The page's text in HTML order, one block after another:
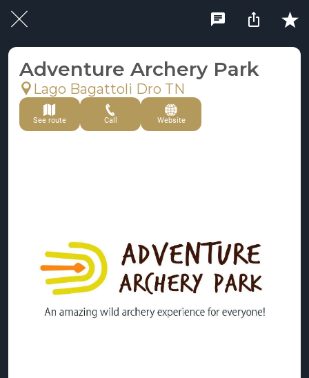
Adventure Archery Park
Lago Bagattoli Dro TN
See route Call Website